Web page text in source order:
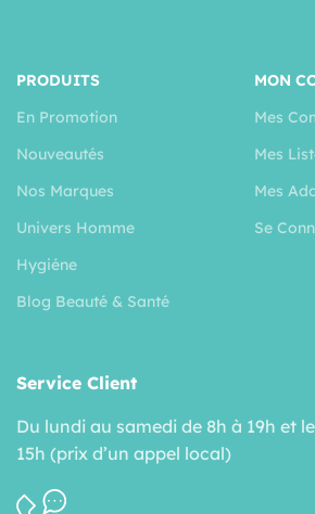
PRODUITS
En Promotion
Nouveautés
Nos Marques
Univers Homme
Hygiéne
Blog Beauté & Santé
MON
Mes
Mes
Mes
Se
Service Client
Du lundi au samedi de 8h à 19h et
15h (prix d’un appel local)